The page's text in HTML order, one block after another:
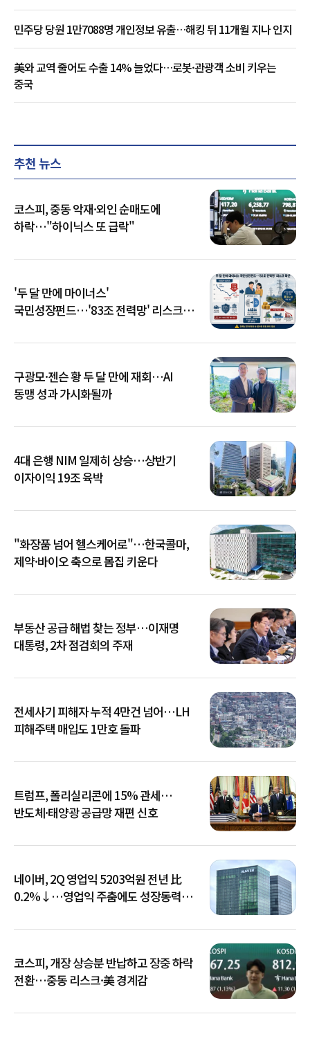
민주당 당원 1만7088명 개인정보 유출…해킹 뒤 11개월 지나 인지
美와 교역 줄어도 수출 14% 늘었다…로봇·관광객 소비 키우는
중국
추천 뉴스
코스피, 중동 악재·외인 순매도에
하락…"하이닉스 또 급락"
'두 달 만에 마이너스'
국민성장펀드…'83조 전력망' 리스크
구광모·젠슨 황 두 달 만에 재회…AI
동맹 성과 가시화될까
4대 은행 NIM 일제히 상승…상반기
이자이익 19조 육박
"화장품 넘어 헬스케어로"…한국콜마,
제약·바이오 축으로 몸집 키운다
부동산 공급 해법 찾는 정부…이재명
대통령, 2차 점검회의 주재
전세사기 피해자 누적 4만건 넘어…LH
피해주택 매입도 1만호 돌파
트럼프, 폴리실리콘에 15% 관세…
반도체·태양광 공급망 재편 신호
네이버, 2Q 영업익 5203억원 전년 比
0.2%↓…영업익 주춤에도 성장동력
코스피, 개장 상승분 반납하고 장중 하락
전환…중동 리스크·美 경계감